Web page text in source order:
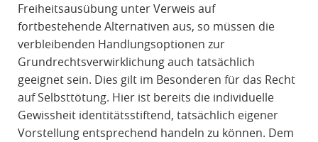
Freiheitsausübung unter Verweis auf
fortbestehende Alternativen aus, so müssen die
verbleibenden Handlungsoptionen zur
Grundrechtsverwirklichung auch tatsächlich
geeignet sein. Dies gilt im Besonderen für das Recht
auf Selbsttötung. Hier ist bereits die individuelle
Gewissheit identitätsstiftend, tatsächlich eigener
Vorstellung entsprechend handeln zu können. Dem